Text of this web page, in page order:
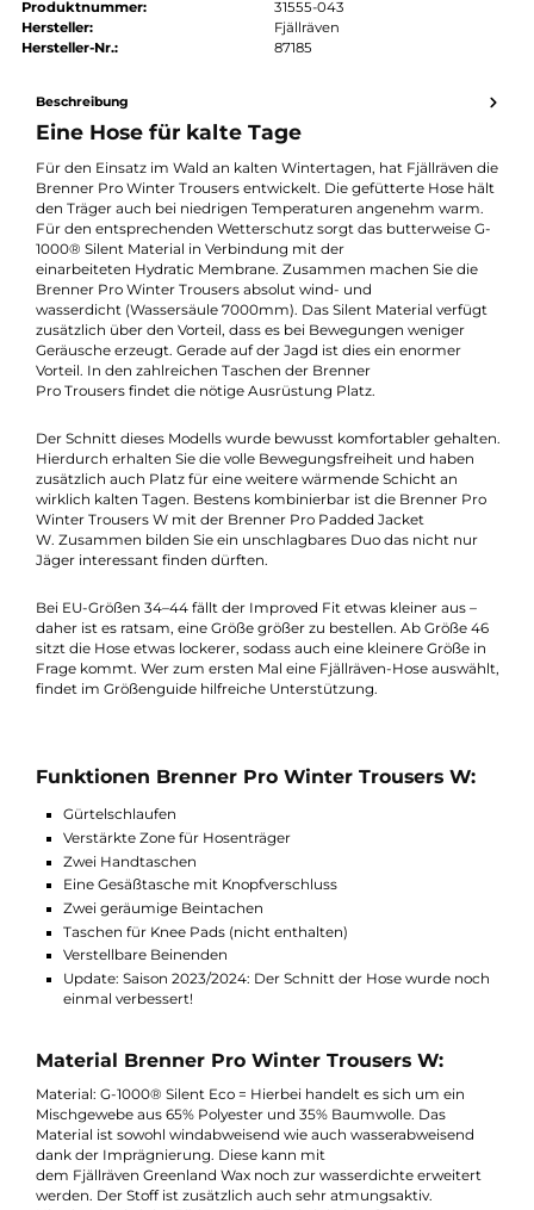
14 Tage Widerrufsrecht
Produktnummer:
Hersteller:
Fjällräven
Hersteller-Nr.:
87185
Beschreibung
Eine Hose für kalte Tage
Für den Einsatz im Wald an kalten Wintertagen, hat Fjällräven
Brenner Pro Winter Trousers entwickelt. Die gefütterte Hose
den Träger auch bei niedrigen Temperaturen angenehm
Für den entsprechenden Wetterschutz sorgt das butterweise
einarbeiteten Hydratic Membrane. Zusammen machen Sie die
Brenner Pro Winter Trousers absolut wind- und
wasserdicht (Wassersäule 7000mm). Das Silent Material
zusätzlich über den Vorteil, dass es bei Bewegungen weniger
Geräusche erzeugt. Gerade auf der Jagd ist dies ein enormer
Vorteil. In den zahlreichen Taschen der Brenner
Pro Trousers findet die nötige Ausrüstung Platz.
Der Schnitt dieses Modells wurde bewusst komfortabler
Hierdurch erhalten Sie die volle Bewegungsfreiheit und haben
zusätzlich auch Platz für eine weitere wärmende Schicht an
wirklich kalten Tagen. Bestens kombinierbar ist die Brenner
Bei EU-Größen 34–44 fällt der Improved Fit etwas kleiner aus –
daher ist es ratsam, eine Größe größer zu bestellen. Ab Größe
sitzt die Hose etwas lockerer, sodass auch eine kleinere Größe
Frage kommt. Wer zum ersten Mal eine Fjällräven-Hose
findet im Größenguide hilfreiche Unterstützung.
Funktionen Brenner Pro Winter Trousers W:
Verstärkte Zone für Hosenträger
Zwei Handtaschen
Eine Gesäßtasche mit Knopfverschluss
Zwei geräumige Beintachen
Taschen für Knee Pads (nicht enthalten)
Verstellbare Beinenden